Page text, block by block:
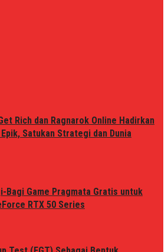
Rich dan Ragnarok Online Hadirkan
Satukan Strategi dan Dunia
Bagi Game Pragmata Gratis untuk
RTX 50 Series